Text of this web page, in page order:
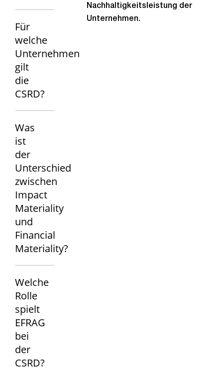
Für
welche
Unternehmen
gilt
die
CSRD?
Was
ist
der
Unterschied
zwischen
Impact
Materiality
und
Financial
Materiality?
Welche
Rolle
spielt
EFRAG
bei
der
CSRD?
Nachhaltigkeitsleistung der
Unternehmen.